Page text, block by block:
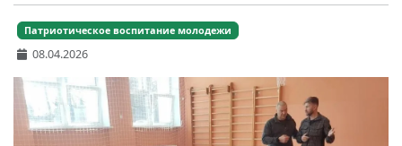
Патриотическое воспитание молодежи
08.04.2026